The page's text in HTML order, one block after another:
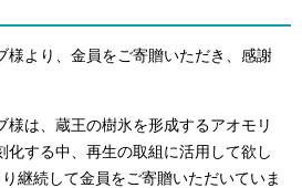
様より、金員をご寄贈いただき、感謝
様は、蔵王の樹氷を形成するアオモリ
化する中、再生の取組に活用して欲し
継続して金員をご寄贈いただいていま